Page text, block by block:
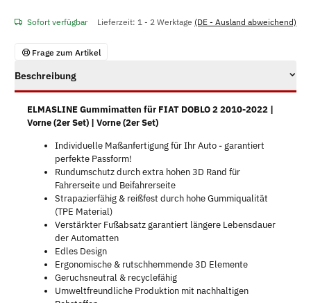
Sofort verfügbar Lieferzeit: 1 - 2 Werktage (DE - Ausland abweichend)
Frage zum Artikel
Beschreibung
ELMASLINE Gummimatten für FIAT DOBLO 2 2010-2022 |
Vorne (2er Set) | Vorne (2er Set)
Individuelle Maßanfertigung für Ihr Auto - garantiert
perfekte Passform!
Rundumschutz durch extra hohen 3D Rand für
Fahrerseite und Beifahrerseite
Strapazierfähig & reißfest durch hohe Gummiqualität
(TPE Material)
Verstärkter Fußabsatz garantiert längere Lebensdauer
der Automatten
Edles Design
Ergonomische & rutschhemmende 3D Elemente
Geruchsneutral & recyclefähig
Umweltfreundliche Produktion mit nachhaltigen